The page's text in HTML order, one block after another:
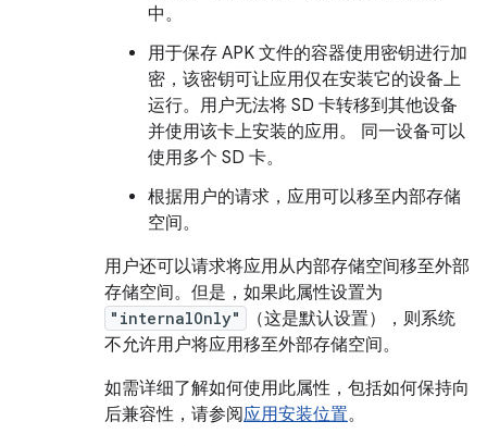
中。
用于保存 APK 文件的容器使用密钥进行加
密，该密钥可让应用仅在安装它的设备上
运行。用户无法将 SD 卡转移到其他设备
并使用该卡上安装的应用。 同一设备可以
使用多个 SD 卡。
根据用户的请求，应用可以移至内部存储
空间。
用户还可以请求将应用从内部存储空间移至外部
存储空间。但是，如果此属性设置为
"internalOnly"
（这是默认设置），则系统
不允许用户将应用移至外部存储空间。
如需详细了解如何使用此属性，包括如何保持向
后兼容性，请参阅应用安装位置。